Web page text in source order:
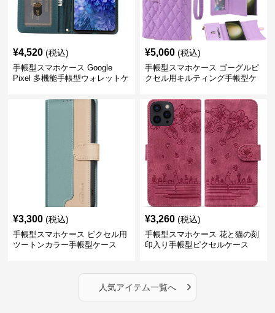
¥4,520 (税込)
手帳型スマホケース Google
Pixel 多機能手帳型ウォレットケ
¥5,060 (税込)
手帳型スマホケース ゴーグルピ
クセル用キルティング手帳型ケ
¥3,300 (税込)
手帳型スマホケース ピクセル用
ツートンカラー手帳型ケース
¥3,260 (税込)
手帳型スマホケース 花と猫の刻
印入り手帳型ピクセルケース
人気アイテム一覧へ ›